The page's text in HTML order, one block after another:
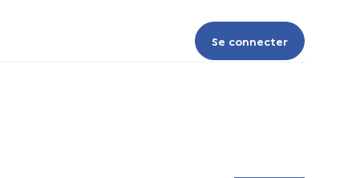
Se connecter
Se connecter